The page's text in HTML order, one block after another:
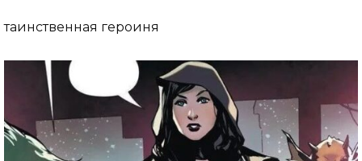
таинственная героиня